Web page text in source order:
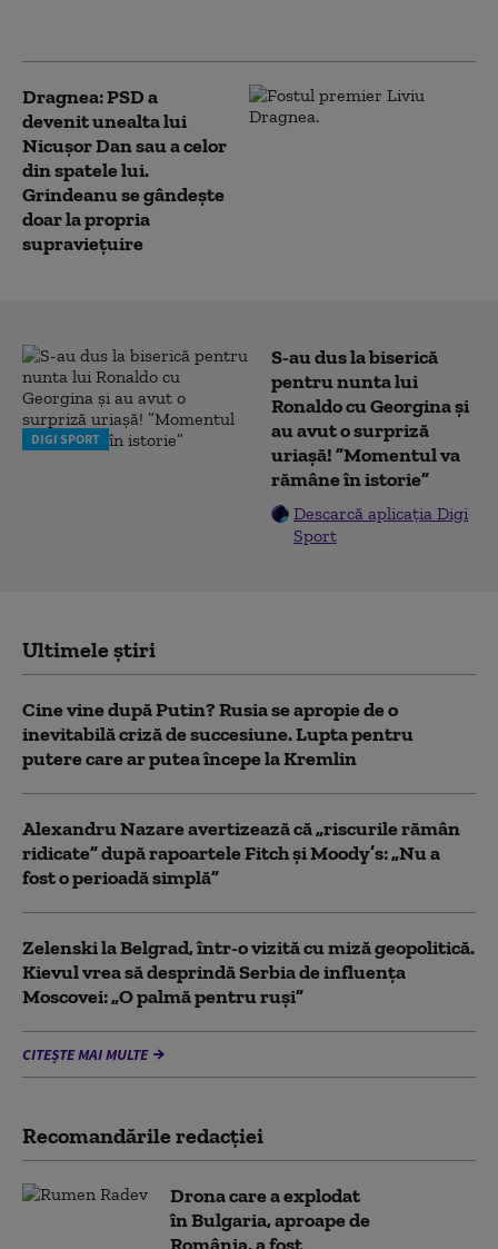
Dragnea: PSD a
devenit unealta lui
Nicuşor Dan sau a celor
din spatele lui.
Grindeanu se gândește
doar la propria
supravieţuire
DIGI SPORT
S-au dus la biserică
pentru nunta lui
Ronaldo cu Georgina și
au avut o surpriză
uriașă! ”Momentul va
rămâne în istorie”
Descarcă aplicația Digi
Sport
Ultimele știri
Cine vine după Putin? Rusia se apropie de o
inevitabilă criză de succesiune. Lupta pentru
putere care ar putea începe la Kremlin
Alexandru Nazare avertizează că „riscurile rămân
ridicate” după rapoartele Fitch și Moody’s: „Nu a
fost o perioadă simplă”
Zelenski la Belgrad, într-o vizită cu miză geopolitică.
Kievul vrea să desprindă Serbia de influența
Moscovei: „O palmă pentru ruși”
CITEȘTE MAI MULTE
Recomandările redacţiei
Drona care a explodat
în Bulgaria, aproape de